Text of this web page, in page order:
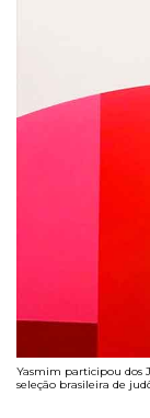
Yasmim participou dos
seleção brasileira de